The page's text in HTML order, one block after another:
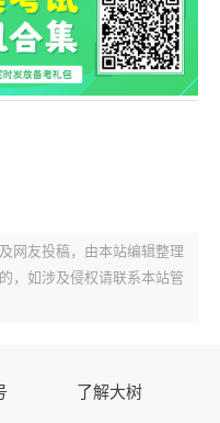
试备考资料（历年试题、进
试备考资料【含历年进面分
网友投稿，由本站编辑整理
，如涉及侵权请联系本站管
了解大树